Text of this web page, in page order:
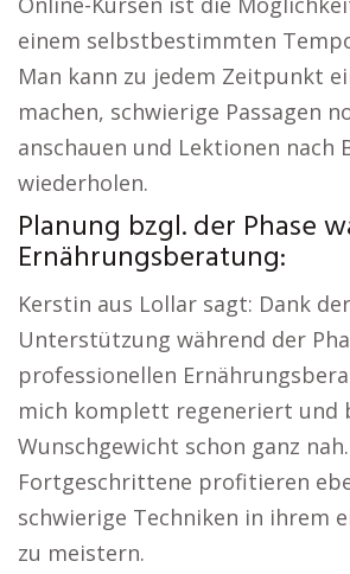
einem selbstbestimmten
Man kann zu jedem Zeitpunkt
machen, schwierige Passagen
anschauen und Lektionen nach
wiederholen.
Planung bzgl. der Phase
Ernährungsberatung:
Kerstin aus Lollar sagt: Dank
Unterstützung während der
professionellen
mich komplett regeneriert und
Wunschgewicht schon ganz nah.
Fortgeschrittene profitieren
schwierige Techniken in ihrem
zu meistern.